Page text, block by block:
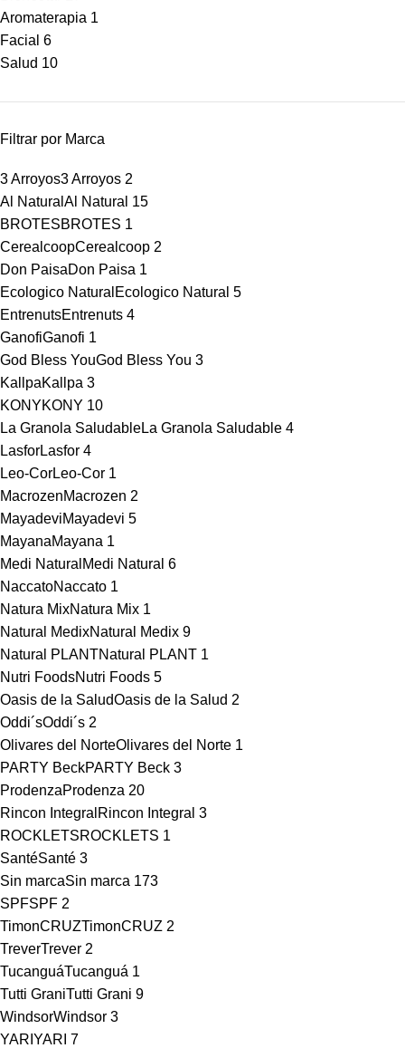
Aromaterapia 1
Facial 6
Salud 10
Filtrar por Marca
3 Arroyos3 Arroyos 2
Al Natural Al Natural 15
BROTESBROTES 1
CerealcoopCerealcoop 2
Don PaisaDon Paisa 1
Ecologico Natural Ecologico Natural 5
EntrenutsEntrenuts 4
GanofiGanofi 1
God Bless YouGod Bless You 3
KallpaKallpa 3
KONYKONY 10
La Granola SaludableLa Granola Saludable 4
LasforLasfor 4
Leo-CorLeo-Cor 1
MacrozenMacrozen 2
MayadeviMayadevi 5
MayanaMayana 1
Medi Natural Medi Natural 6
NaccatoNaccato 1
Natura MixNatura Mix 1
Natural MedixNatural Medix 9
Natural PLANTNatural PLANT 1
Nutri FoodsNutri Foods 5
Oasis de la SaludOasis de la Salud 2
Oddi´sOddi´s 2
Olivares del NorteOlivares del Norte 1
PARTY BeckPARTY Beck 3
ProdenzaProdenza 20
Rincon Integral Rincon Integral 3
ROCKLETSROCKLETS 1
SantéSanté 3
Sin marcaSin marca 173
SPFSPF 2
TimonCRUZTimonCRUZ 2
TreverTrever 2
TucanguáTucanguá 1
Tutti GraniTutti Grani 9
WindsorWindsor 3
YARI YARI 7